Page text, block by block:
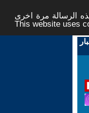
الرسالة مرة اخرى -
This website uses